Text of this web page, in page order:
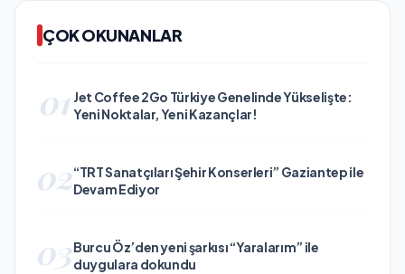
ÇOK OKUNANLAR
01 Jet Coffee 2Go Türkiye Genelinde Yükselişte:
Yeni Noktalar, Yeni Kazançlar!
02“TRT Sanatçıları Şehir Konserleri” Gaziantep ile
Devam Ediyor
03Burcu Öz’den yeni şarkısı “Yaralarım” ile
duygulara dokundu